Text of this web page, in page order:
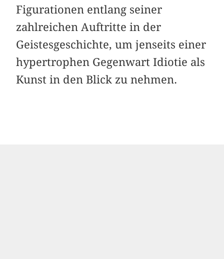
Figurationen entlang seiner
zahlreichen Auftritte in der
Geistesgeschichte, um jenseits einer
hypertrophen Gegenwart Idiotie als
Kunst in den Blick zu nehmen.